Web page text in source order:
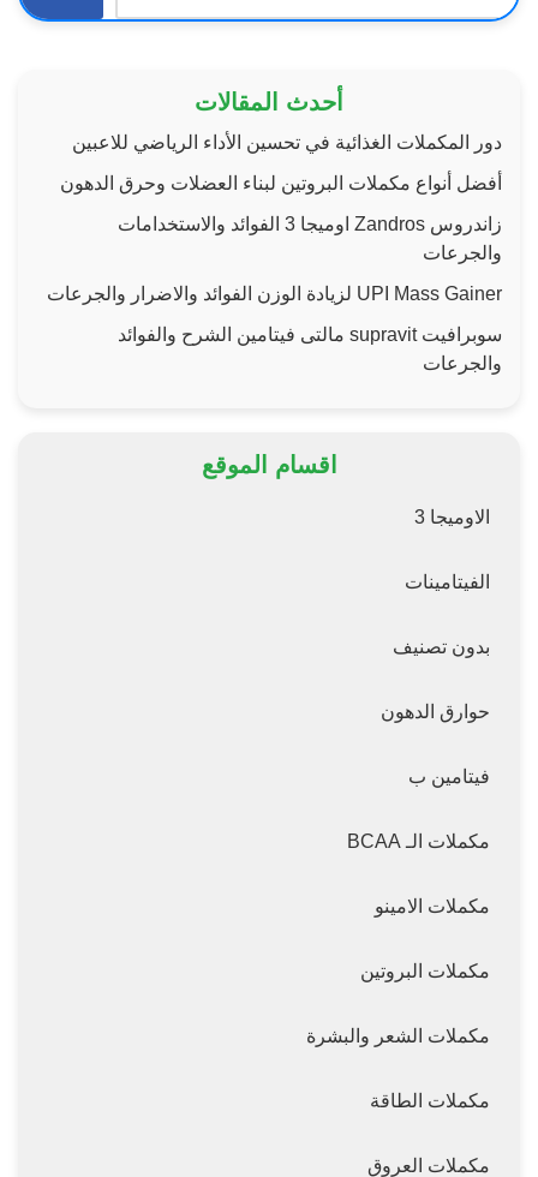
أحدث المقالات
دور المكملات الغذائية في تحسين الأداء الرياضي للاعبين
أفضل أنواع مكملات البروتين لبناء العضلات وحرق الدهون
زاندروس Zandros اوميجا 3 الفوائد والاستخدامات
والجرعات
UPI Mass Gainer لزيادة الوزن الفوائد والاضرار والجرعات
سوبرافيت supravit مالتى فيتامين الشرح والفوائد
والجرعات
اقسام الموقع
الاوميجا 3
الفيتامينات
بدون تصنيف
حوارق الدهون
فيتامين ب
مكملات الـ BCAA
مكملات الامينو
مكملات البروتين
مكملات الشعر والبشرة
مكملات الطاقة
مكملات العروق